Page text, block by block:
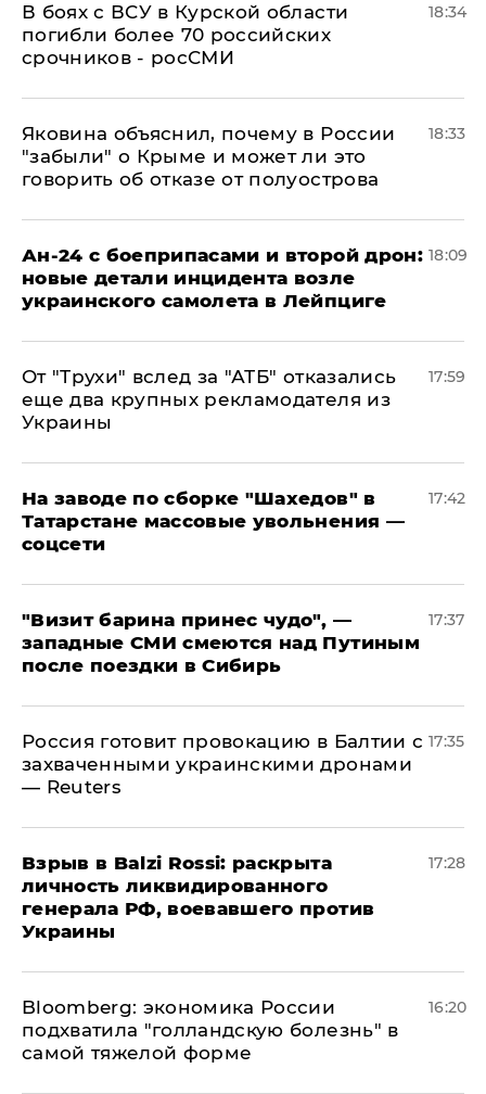
В боях с ВСУ в Курской области
погибли более 70 российских
срочников - росСМИ
18:34
Яковина объяснил, почему в России
"забыли" о Крыме и может ли это
говорить об отказе от полуострова
18:33
Ан-24 с боеприпасами и второй дрон:
новые детали инцидента возле
украинского самолета в Лейпциге
18:09
От "Трухи" вслед за "АТБ" отказались
еще два крупных рекламодателя из
Украины
17:59
На заводе по сборке "Шахедов" в
Татарстане массовые увольнения —
соцсети
17:42
"Визит барина принес чудо", —
западные СМИ смеются над Путиным
после поездки в Сибирь
17:37
​Россия готовит провокацию в Балтии с
захваченными украинскими дронами
— Reuters
17:35
​Взрыв в Balzi Rossi: раскрыта
личность ликвидированного
генерала РФ, воевавшего против
Украины
17:28
Bloomberg: экономика России
подхватила "голландскую болезнь" в
самой тяжелой форме
16:20